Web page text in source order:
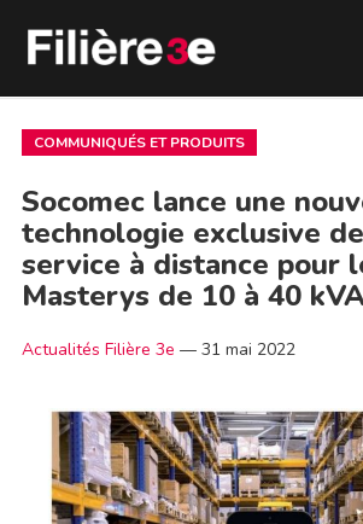
COMMUNIQUÉS ET PRODUITS
Socomec lance une
technologie exclusive
service à distance pour
Masterys de 10 à 40
Actualités Filière 3e — 31 mai 2022